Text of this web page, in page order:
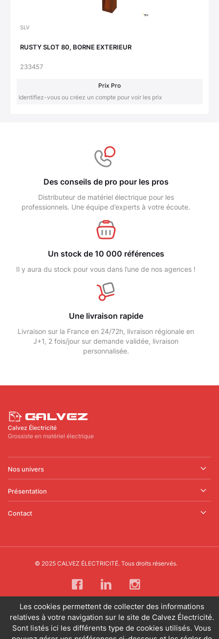
SLV
RUSTY SLOT 80, BORNE EXTERIEUR
233457
Prix Pro
Identifiez-vous ou créez un compte pour voir les prix
Des conseils de pro pour les pros
Distributeur de matériel électrique pour les
professionnels. Une équipe d’experts à votre écoute.
Un stock de 10 000 références
Il y aura du stock pour vous dans l’une de nos agences !
Une livraison rapide
Livraison sur la France en 24/72h, livraison régionale en
J+1, 2 fois/jour sur demande validée, livraison
personnalisée.
Calvez Électricité
Grossiste en matériel électrique
Nos univers
Présentation
Contact
© 2025 CALVEZ ÉLECTRICITÉ. Tous droits réservés.
Les cookies permettent de collecter des informations
relatives à votre navigation sur le site de Calvez Électricité.
Sont listés ici les différents type de cookies utilisés. Vous